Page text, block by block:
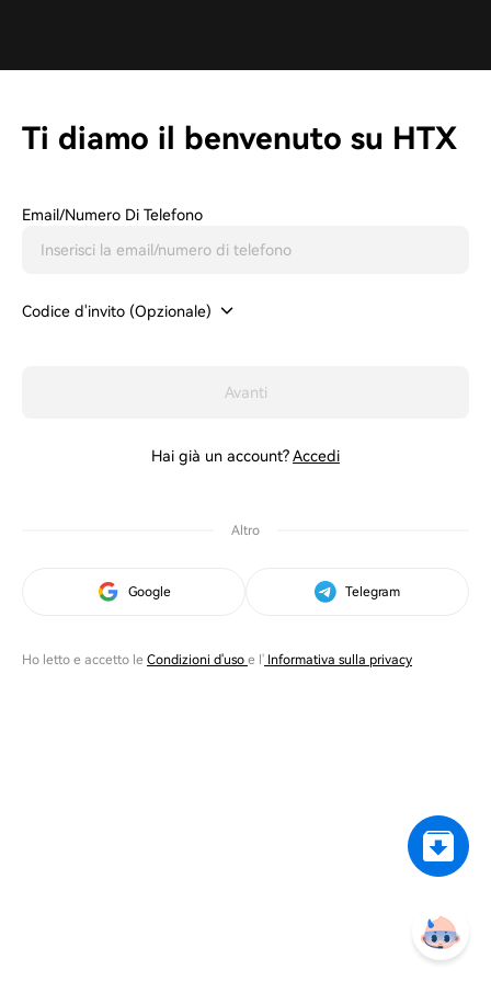
Ti diamo il benvenuto su HTX
Email/Numero Di Telefono
Codice d'invito (Opzionale)
Avanti
Hai già un account?Accedi
Altro
Google Telegram
Ho letto e accetto le Condizioni d'uso e l' Informativa sulla privacy